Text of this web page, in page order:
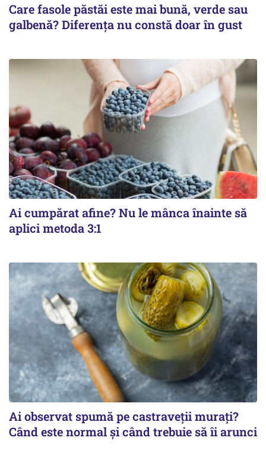
Care fasole păstăi este mai bună, verde sau
galbenă? Diferența nu constă doar în gust
Ai cumpărat afine? Nu le mânca înainte să
aplici metoda 3:1
Ai observat spumă pe castraveții murați?
Când este normal și când trebuie să îi arunci